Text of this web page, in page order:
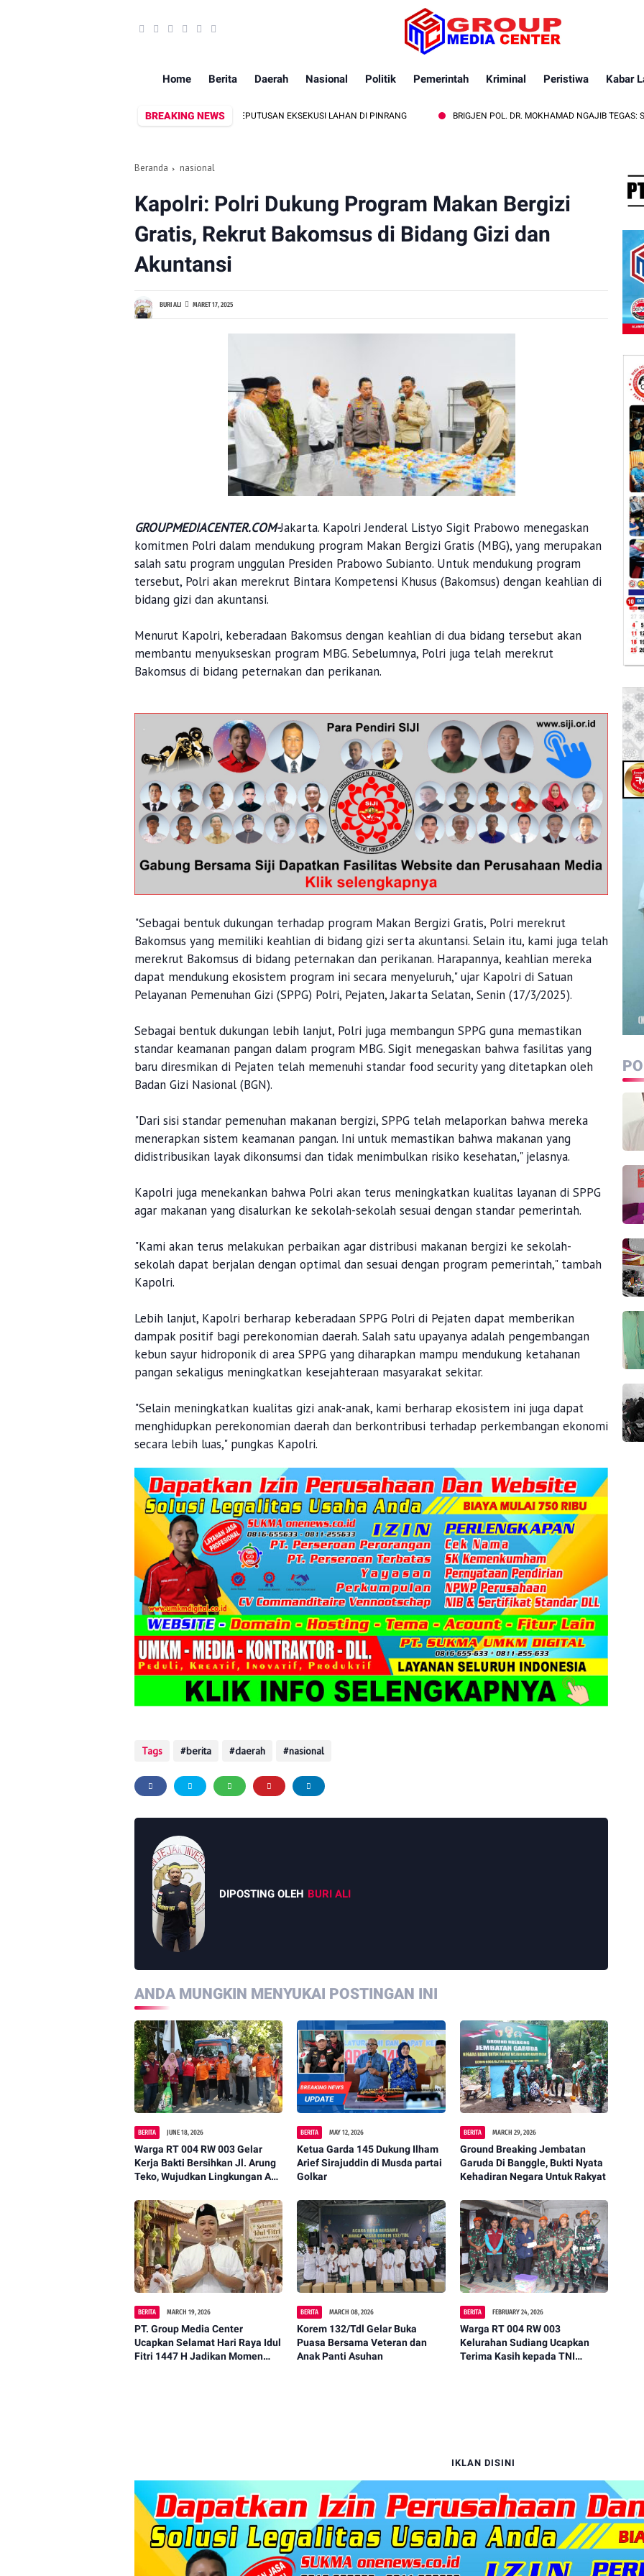
Home Berita Daerah Nasional Politik Pemerintah Kriminal Peristiwa Kabar
BREAKING NEWS
BATALYON B PELOPOR KAWAL PEMBACAAN KEPUTUSAN EKSEKUSI LAHAN DI PINRANG BRIGJEN POL. DR. MOKHAMAD NGAJIB TEGAS: STOP
Beranda nasional
Kapolri: Polri Dukung Program Makan Bergizi
Gratis, Rekrut Bakomsus di Bidang Gizi dan
Akuntansi
BURI ALI MARET 17, 2025
GROUPMEDIACENTER.COM-Jakarta. Kapolri Jenderal Listyo Sigit Prabowo menegaskan
komitmen Polri dalam mendukung program Makan Bergizi Gratis (MBG), yang merupakan
salah satu program unggulan Presiden Prabowo Subianto. Untuk mendukung program
tersebut, Polri akan merekrut Bintara Kompetensi Khusus (Bakomsus) dengan keahlian di
bidang gizi dan akuntansi.
Menurut Kapolri, keberadaan Bakomsus dengan keahlian di dua bidang tersebut akan
membantu menyukseskan program MBG. Sebelumnya, Polri juga telah merekrut
Bakomsus di bidang peternakan dan perikanan.
"Sebagai bentuk dukungan terhadap program Makan Bergizi Gratis, Polri merekrut
Bakomsus yang memiliki keahlian di bidang gizi serta akuntansi. Selain itu, kami juga telah
merekrut Bakomsus di bidang peternakan dan perikanan. Harapannya, keahlian mereka
dapat mendukung ekosistem program ini secara menyeluruh," ujar Kapolri di Satuan
Pelayanan Pemenuhan Gizi (SPPG) Polri, Pejaten, Jakarta Selatan, Senin (17/3/2025).
Sebagai bentuk dukungan lebih lanjut, Polri juga membangun SPPG guna memastikan
standar keamanan pangan dalam program MBG. Sigit menegaskan bahwa fasilitas yang
baru diresmikan di Pejaten telah memenuhi standar food security yang ditetapkan oleh
Badan Gizi Nasional (BGN).
"Dari sisi standar pemenuhan makanan bergizi, SPPG telah melaporkan bahwa mereka
menerapkan sistem keamanan pangan. Ini untuk memastikan bahwa makanan yang
didistribusikan layak dikonsumsi dan tidak menimbulkan risiko kesehatan," jelasnya.
Kapolri juga menekankan bahwa Polri akan terus meningkatkan kualitas layanan di SPPG
agar makanan yang disalurkan ke sekolah-sekolah sesuai dengan standar pemerintah.
"Kami akan terus melakukan perbaikan agar distribusi makanan bergizi ke sekolah-
sekolah dapat berjalan dengan optimal dan sesuai dengan program pemerintah," tambah
Kapolri.
Lebih lanjut, Kapolri berharap keberadaan SPPG Polri di Pejaten dapat memberikan
dampak positif bagi perekonomian daerah. Salah satu upayanya adalah pengembangan
kebun sayur hidroponik di area SPPG yang diharapkan mampu mendukung ketahanan
pangan sekaligus meningkatkan kesejahteraan masyarakat sekitar.
"Selain meningkatkan kualitas gizi anak-anak, kami berharap ekosistem ini juga dapat
menghidupkan perekonomian daerah dan berkontribusi terhadap perkembangan ekonomi
secara lebih luas," pungkas Kapolri.
Tags berita daerah nasional
DIPOSTING OLEH BURI ALI
ANDA MUNGKIN MENYUKAI POSTINGAN INI
BERITA JUNE 18, 2026
Warga RT 004 RW 003 Gelar
Kerja Bakti Bersihkan Jl. Arung
Teko, Wujudkan Lingkungan Asri
BERITA MAY 12, 2026
Ketua Garda 145 Dukung Ilham
Arief Sirajuddin di Musda partai
Golkar
BERITA MARCH 29, 2026
Ground Breaking Jembatan
Garuda Di Banggle, Bukti Nyata
Kehadiran Negara Untuk Rakyat
BERITA MARCH 19, 2026
PT. Group Media Center
Ucapkan Selamat Hari Raya Idul
Fitri 1447 H Jadikan Momen
BERITA MARCH 08, 2026
Korem 132/Tdl Gelar Buka
Puasa Bersama Veteran dan
Anak Panti Asuhan
BERITA FEBRUARY 24, 2026
Warga RT 004 RW 003
Kelurahan Sudiang Ucapkan
Terima Kasih kepada TNI
IKLAN DISINI